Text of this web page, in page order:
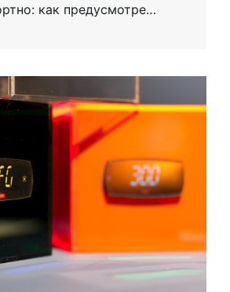
как предусмотре…